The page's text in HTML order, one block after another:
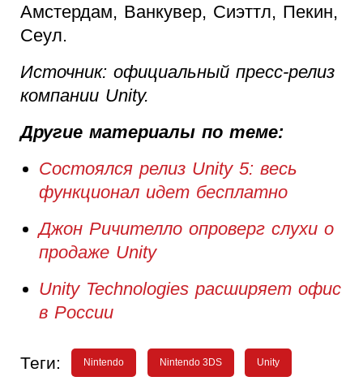
Амстердам, Ванкувер, Сиэттл, Пекин,
Сеул.
Источник: официальный пресс-релиз
компании Unity.
Другие материалы по теме:
Состоялся релиз Unity 5: весь
функционал идет бесплатно
Джон Ричителло опроверг слухи о
продаже Unity
Unity Technologies расширяет офис
в России
Теги: Nintendo Nintendo 3DS Unity